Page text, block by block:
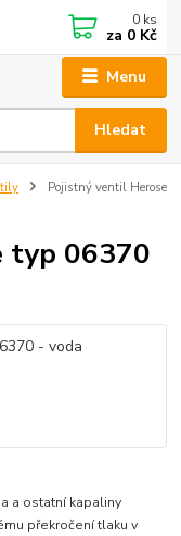
Menu
Hledat
0 ks
za 0 Kč
Pojistný ventil Herose
typ 06370
a ostatní kapaliny
překročení tlaku v